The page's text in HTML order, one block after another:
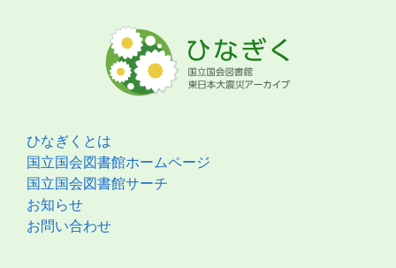
ひなぎくとは
国立国会図書館ホームページ
国立国会図書館サーチ
お知らせ
お問い合わせ